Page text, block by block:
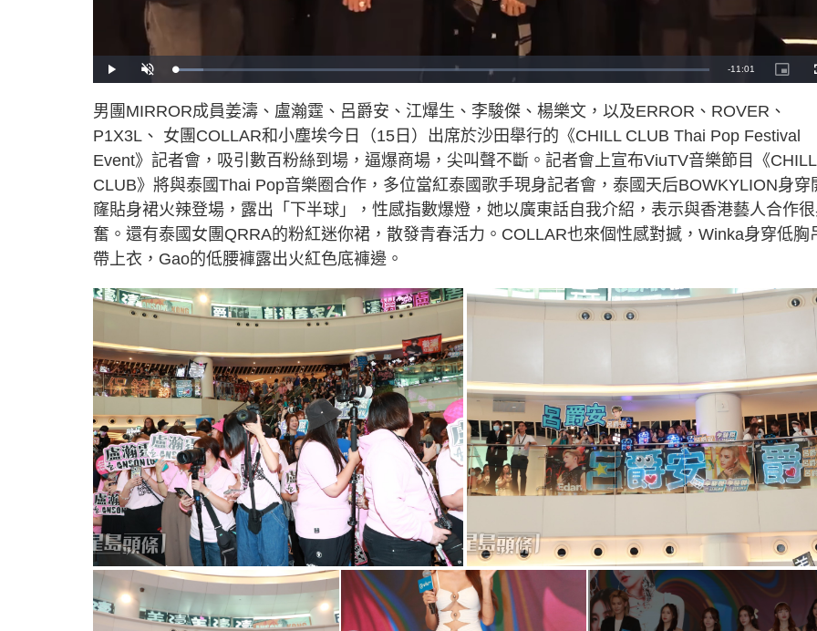
P
l
U
n
t
e
L
o
e
d
:
5
.
3
0
R
a
i
n
g
e
-11:01
P
i
-
n
-
i
c
u
e
男團MIRROR成員姜濤、盧瀚霆、呂爵安、江爗生、李駿傑、楊樂文，以及ERROR、ROVER、
P1X3L、 女團COLLAR和小塵埃今日（15日）出席於沙田舉行的《CHILL CLUB Thai Pop Festival
Event》記者會，吸引數百粉絲到場，逼爆商場，尖叫聲不斷。記者會上宣布ViuTV音樂節目《CHILL
CLUB》將與泰國Thai Pop音樂圈合作，多位當紅泰國歌手現身記者會，泰國天后BOWKYLION身穿
窿貼身裙火辣登場，露出「下半球」，性感指數爆燈，她以廣東話自我介紹，表示與香港藝人合作
奮。還有泰國女團QRRA的粉紅迷你裙，散發青春活力。COLLAR也來個性感對撼，Winka身穿低胸
帶上衣，Gao的低腰褲露出火紅色底褲邊。